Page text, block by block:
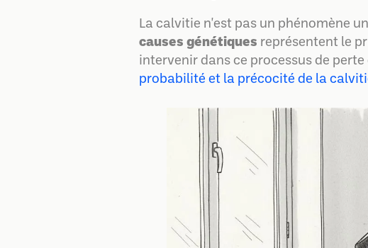
La calvitie n'est pas un phénomène
causes génétiques représentent le
intervenir dans ce processus de
probabilité et la précocité de la